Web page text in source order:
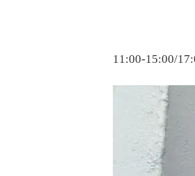
11:00-15:00/